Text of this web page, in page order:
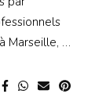
Marseille, …